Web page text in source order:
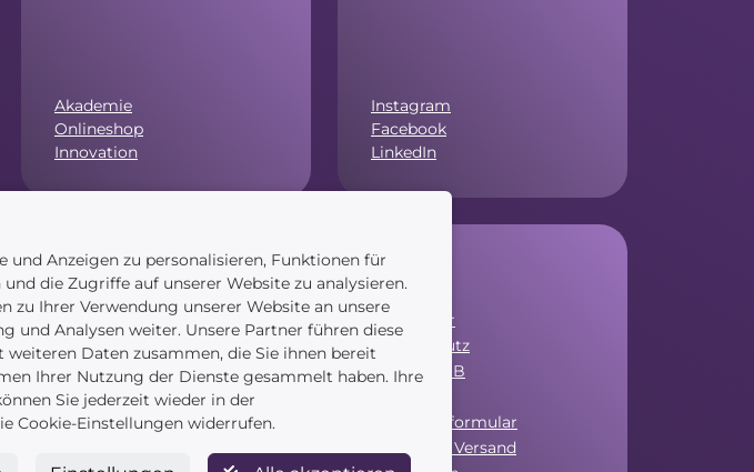
Akademie
Onlineshop
Innovation
Instagram
Facebook
LinkedIn
Navigation
Startseite
Blog
Service
Newsletter
Datenschutz
Unsere AGB
Widerrufsformular
Zahlung & Versand
und Anzeigen zu personalisieren, Funktionen für
die Zugriffe auf unserer Website zu analysieren.
zu Ihrer Verwendung unserer Website an unsere
und Analysen weiter. Unsere Partner führen diese
Daten zusammen, die Sie ihnen bereit
Ihrer Nutzung der Dienste gesammelt haben. Ihre
Sie jederzeit wieder in der
Cookie-Einstellungen widerrufen.